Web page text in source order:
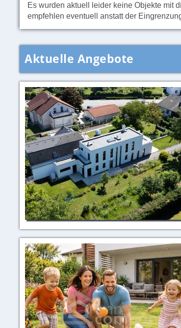
Es wurden aktuell leider keine Objekte mit
empfehlen eventuell anstatt der
Aktuelle Angebote